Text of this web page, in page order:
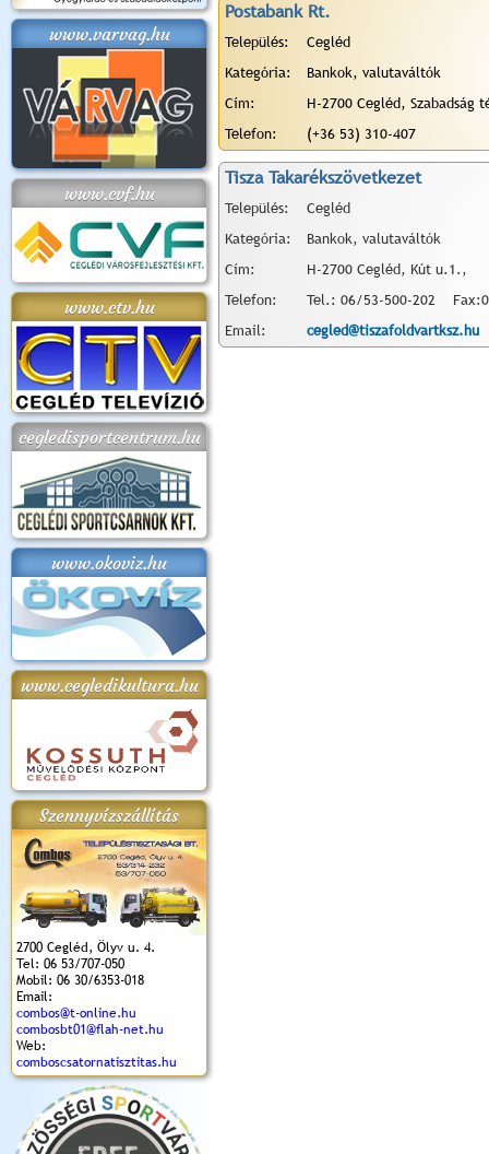
www.varvag.hu
www.cvf.hu
www.ctv.hu
cegledisportcentrum.hu
www.okoviz.hu
www.cegledikultura.hu
Szennyvízszállítás
2700 Cegléd, Ölyv u. 4.
Tel: 06 53/707-050
Mobil: 06 30/6353-018
Email:
combos@t-online.hu
combosbt01@flah-net.hu
Web:
comboscsatornatisztitas.hu
Postabank Rt.
Település:
Cegléd
Kategória:
Bankok, valutaváltók
Cím:
H-2700 Cegléd, Szabadság
Telefon:
(+36 53) 310-407
Tisza Takarékszövetkezet
Település:
Cegléd
Kategória:
Bankok, valutaváltók
Cím:
H-2700 Cegléd, Kút u.1.,
Telefon:
Tel.: 06/53-500-202
Email:
cegled@tiszafoldvartksz.hu
2018.
Kossuth Toborzó
Ünnepély
Szent István Ünnepe
(2017. 08. 20.)